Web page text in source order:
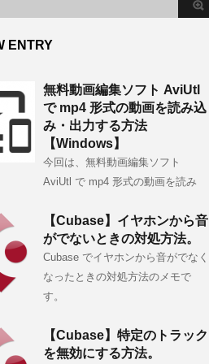
ENTRY
無料動画編集ソフト AviUtl
で mp4 形式の動画を読み込
み・出力する方法
【Windows】
今回は、無料動画編集ソフト
AviUtl で mp4 形式の動画を読み
【Cubase】イヤホンから音
がでないときの対処方法。
Cubase でイヤホンから音がでなく
なったときの対処方法のメモで
す。
【Cubase】特定のトラック
を無効にする方法。